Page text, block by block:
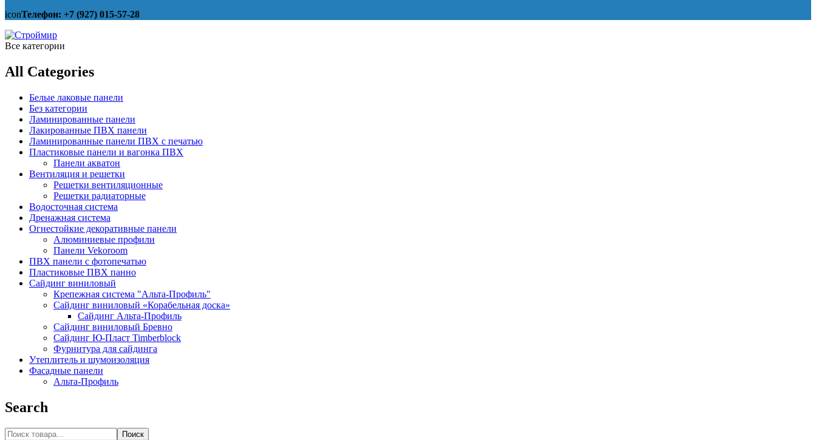
iconТелефон: +7 (927) 015-57-28
Все категории
All Categories
Белые лаковые панели
Без категории
Ламинированные панели
Лакированные ПВХ панели
Ламинированные панели ПВХ с печатью
Пластиковые панели и вагонка ПВХ
Панели акватон
Вентиляция и решетки
Решетки вентиляционные
Решетки радиаторные
Водосточная система
Дренажная система
Огнестойкие декоративные панели
Алюминиевые профили
Панели Vekoroom
ПВХ панели с фотопечатью
Пластиковые ПВХ панно
Сайдинг виниловый
Крепежная система "Альта-Профиль"
Сайдинг виниловый «Корабельная доска»
Сайдинг Альта-Профиль
Сайдинг виниловый Бревно
Сайдинг Ю-Пласт Timberblock
Фурнитура для сайдинга
Утеплитель и шумоизоляция
Фасадные панели
Альта-Профиль
Search
Поиск